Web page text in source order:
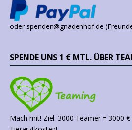
oder spenden@gnadenhof.de
SPENDE UNS 1 € MTL. ÜBER
Mach mit! Ziel: 3000 Teamer = 3000